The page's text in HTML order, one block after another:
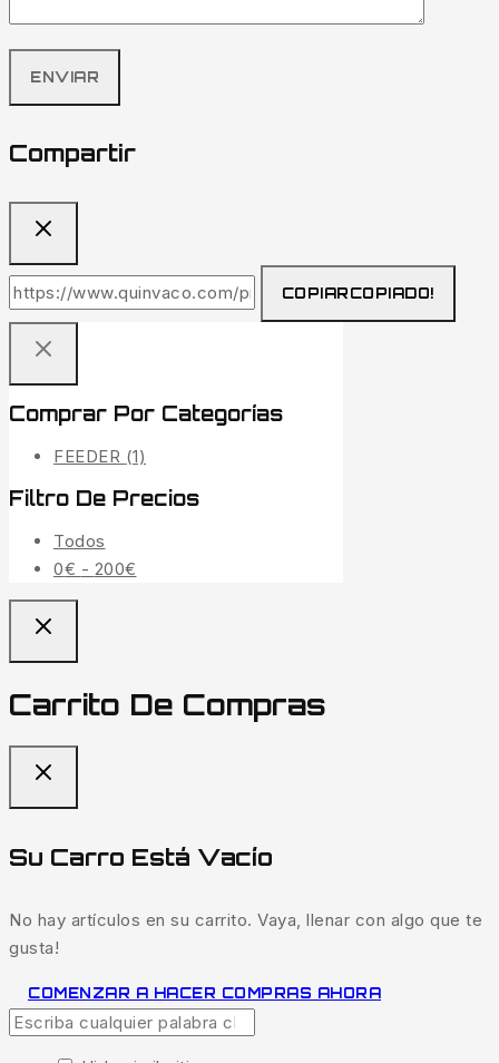
Compartir
COPIARCOPIADO!
Comprar Por Categorías
FEEDER (1)
Filtro De Precios
Todos
0€ - 200€
hasta
Carrito De Compras
Su Carro Está Vacío
No hay artículos en su carrito. Vaya, llenar con algo que te
gusta!
COMENZAR A HACER COMPRAS AHORA